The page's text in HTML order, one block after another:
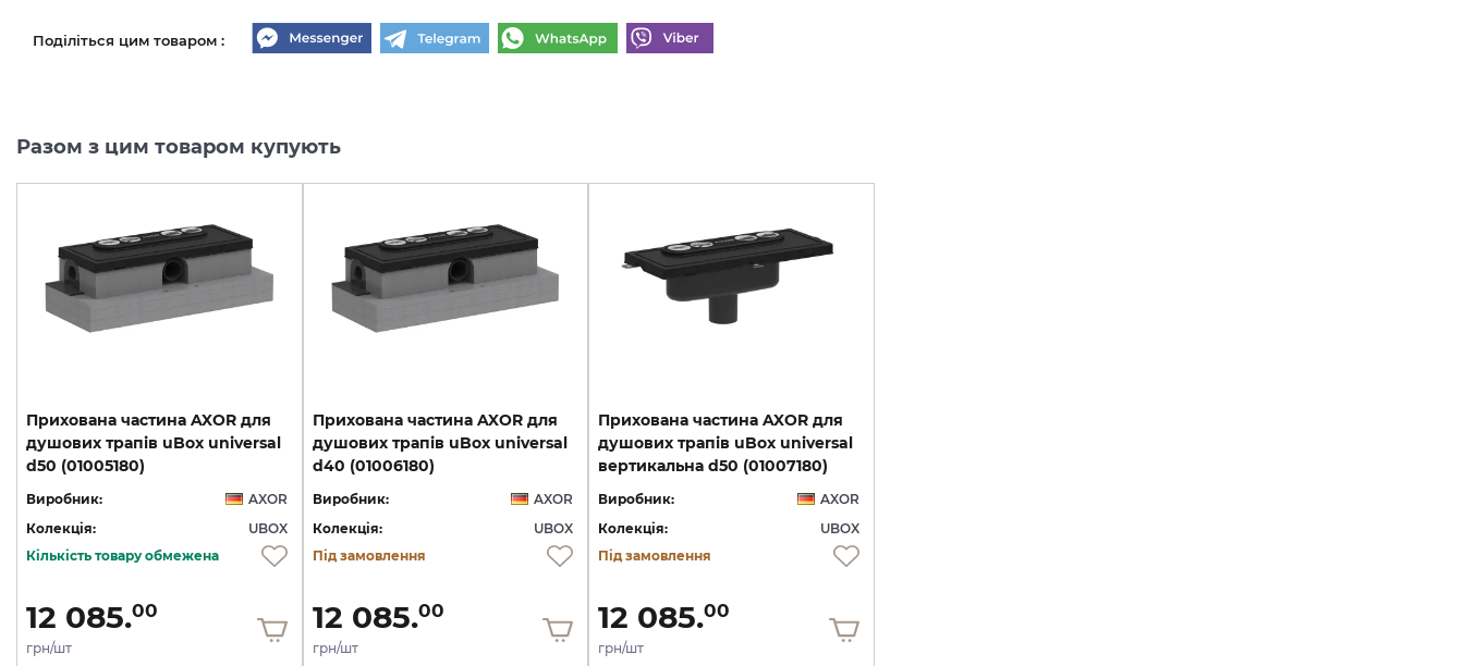
Поділіться цим товаром :
Разом з цим товаром купують
Прихована частина AXOR для
душових трапів uBox universal
d50 (01005180)
Виробник:
AXOR
Колекція:
UBOX
Кількість товару обмежена
12 085.00
грн/шт
Прихована частина AXOR для
душових трапів uBox universal
d40 (01006180)
Виробник:
AXOR
Колекція:
UBOX
Під замовлення
12 085.00
грн/шт
Прихована частина AXOR для
душових трапів uBox universal
вертикальна d50 (01007180)
Виробник:
AXOR
Колекція:
UBOX
Під замовлення
12 085.00
грн/шт